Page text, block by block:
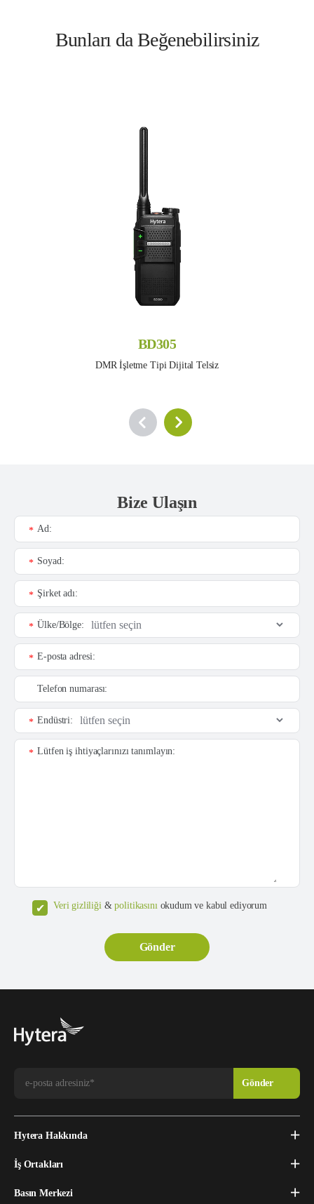
Bunları da Beğenebilirsiniz
BD305
DMR İşletme Tipi Dijital Telsiz
Bize Ulaşın
Ad:
*
Soyad:
*
Şirket adı:
*
Ülke/Bölge:
*
E-posta adresi:
*
Telefon numarası:
Endüstri:
*
Lütfen iş ihtiyaçlarınızı tanımlayın:
*
Veri gizliliği&politikasınıokudum ve kabul ediyorum
Hytera Hakkında
İş Ortakları
Basın Merkezi